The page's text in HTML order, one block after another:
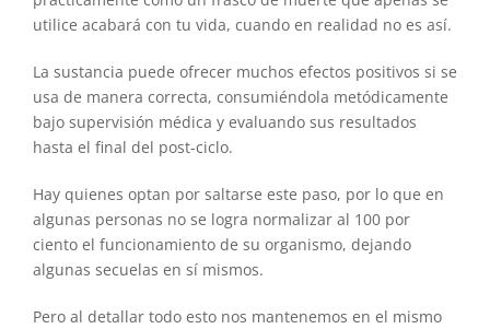
utilice acabará con tu vida, cuando en realidad no es así.
La sustancia puede ofrecer muchos efectos positivos si se
usa de manera correcta, consumiéndola metódicamente
bajo supervisión médica y evaluando sus resultados
hasta el final del post-ciclo.
Hay quienes optan por saltarse este paso, por lo que en
algunas personas no se logra normalizar al 100 por
ciento el funcionamiento de su organismo, dejando
algunas secuelas en sí mismos.
Pero al detallar todo esto nos mantenemos en el mismo